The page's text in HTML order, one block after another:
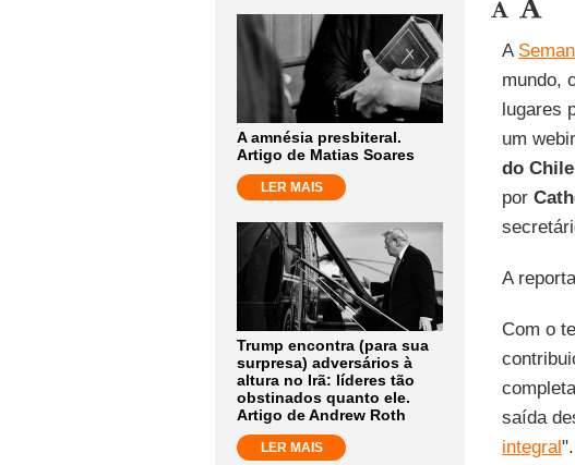
A amnésia presbiteral.
Artigo de Matias Soares
LER MAIS
Trump encontra (para sua
surpresa) adversários à
altura no Irã: líderes tão
obstinados quanto ele.
Artigo de Andrew Roth
LER MAIS
A
mundo,
lugares
um
do Chile
por
A
Com o
saída
integral